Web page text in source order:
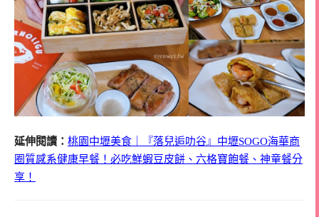
延伸閱讀： 桃園中壢美食｜『落兒逅叻谷』中壢SOGO海華商
圈質感系健康早餐！必吃鮮蝦豆皮餅、六格寶飽餐、神童餐分
享！